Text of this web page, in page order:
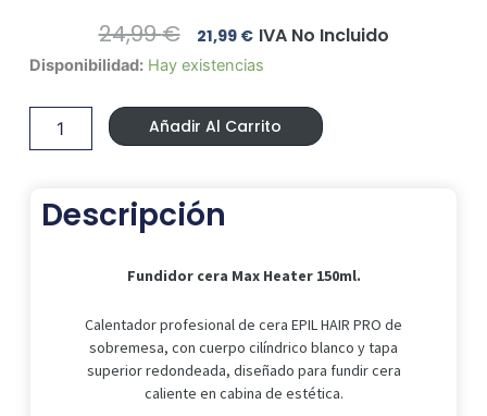
24,99€ El
Precio
Original
Era:
24,99 €.
21,99 €El
Precio
Actual
Es:
21,99 €.
IVA No Incluido
Disponibilidad: Hay existencias
Fundidor
Max
Heater
150ml.
Añadir Al Carrito
Descripción
Fundidor cera Max Heater 150ml.
Calentador profesional de cera EPIL HAIR PRO de
sobremesa, con cuerpo cilíndrico blanco y tapa
superior redondeada, diseñado para fundir cera
caliente en cabina de estética.